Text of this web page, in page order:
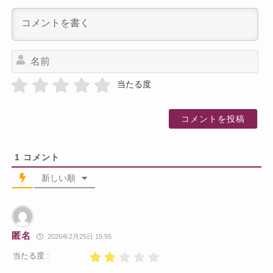
当たる度
1 コメント
新しい順
匿名 2026年2月25日 15:55
当たる度 :